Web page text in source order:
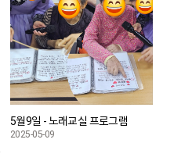
5월9일 - 노래교실 프로그램
2025-05-09